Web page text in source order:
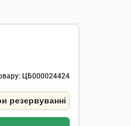
ЦБ000024424
резервуванні